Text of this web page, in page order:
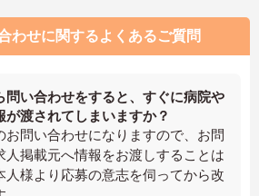
わせに関するよくあるご質問
問い合わせをすると、すぐに病院や
が渡されてしまいますか？
お問い合わせになりますので、お問
人掲載元へ情報をお渡しすることは
人様より応募の意志を伺ってから改